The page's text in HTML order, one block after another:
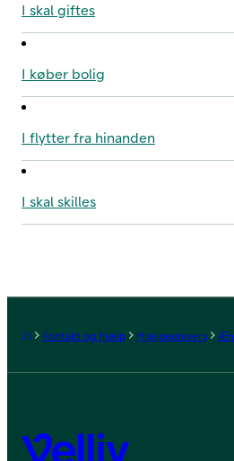
I skal giftes
I køber bolig
I flytter fra hinanden
I skal skilles
Forside
Kontakt og hjælp Hjælpeunivers
Velliv